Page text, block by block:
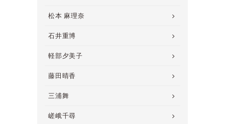
松本 麻理奈
石井重博
軽部夕美子
藤田晴香
三浦舞
嵯峨千尋